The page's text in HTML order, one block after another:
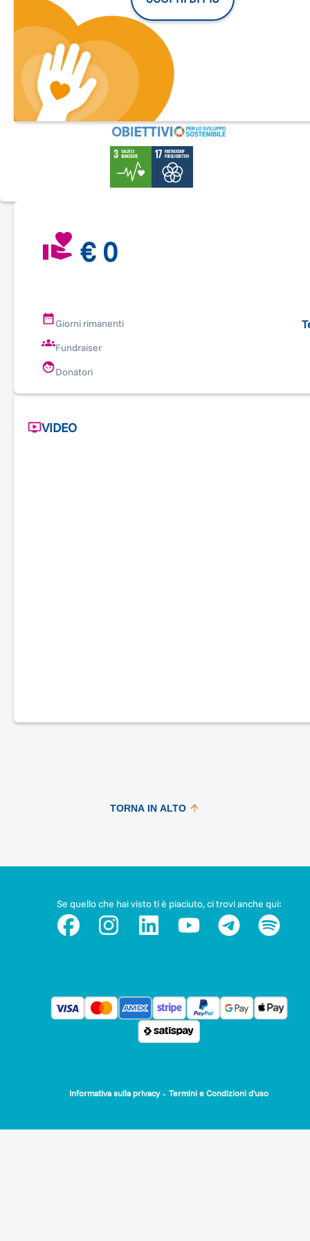
svegliarsi in mezzo agli animali esotici, come nella Savana
Samuel ha conosciuto l’isolamento e il dolore di un tumore.
sua diagnosi lo ha portato lontano dalla sua famiglia, dai suoi
due fratelli, dagli amici e dalla scuola. Per mesi, in
avuto come compagnia soltanto i suoi desideri.
esprimere un desiderio, sapere di poterlo realizzare, sono
un aiuto fondamentale per riuscire a guarire
Nella sua storia si specchiano quelle di tantissimi bambini
incontriamo ogni giorno e a cui vogliamo donare la gioia
pari di un desiderio che si realizza.
Un’iniezione di speranza e forza che li aiuta a superare le
della malattia.
Un desiderio è una promessa e noi di Make-A-Wish Italia lo
sappiamo bene. Dal 2004 abbiamo realizzato oltre 3.200
donazione conta!
€ 0
Giorni rimanenti
Fundraiser
Donatori
VIDEO
TORNA IN ALTO
Se quello che hai visto ti è piaciuto, ci trovi anche qui:
Informativa sulla privacy - Termini e Condizioni d'uso